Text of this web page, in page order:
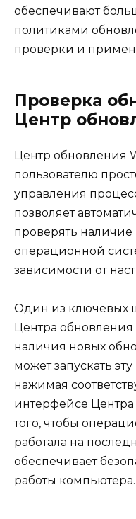
обеспечивают
политиками
проверки и
Проверка
Центр
Центр обновления
пользователю
управления
позволяет
проверять
операционной
зависимости от
Один из ключевых
Центра обновления
наличия новых
может запускать
нажимая
интерфейсе
того, чтобы
работала на
обеспечивает
работы компьютера.